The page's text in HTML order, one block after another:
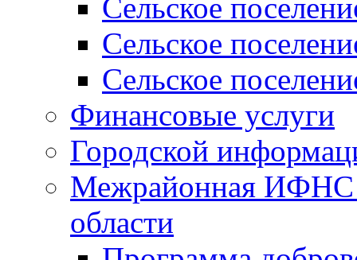
Сельское
Сельское
Сельское
Финансовые услуги
Городской
Межрайонная ИФНС
области